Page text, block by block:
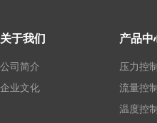
关于我们
公司简介
企业文化
产品中
压力控制
流量控制
温度控制